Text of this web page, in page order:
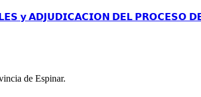
𝘆 𝗔𝗗𝗝𝗨𝗗𝗜𝗖𝗔𝗖𝗜𝗢𝗡 𝗗𝗘𝗟 𝗣𝗥𝗢𝗖𝗘𝗦𝗢
de Espinar.